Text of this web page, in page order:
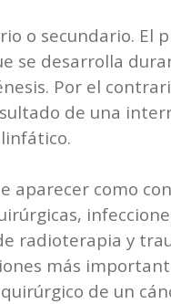
o secundario. El
se desarrolla
Por el
de una
aparecer como
radioterapia y
más
de un